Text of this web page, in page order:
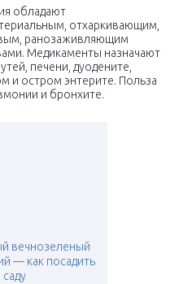
обладают
отхаркивающим,
ранозаживляющим
Медикаменты назначают
печени, дуодените,
и остром энтерите. Польза
и бронхите.
вечнозеленый
— как посадить
саду